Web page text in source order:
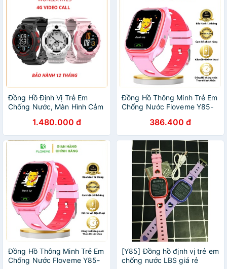
Đồng Hồ Định Vị Trẻ Em
Chống Nước, Màn Hình Cảm
Wonlex KT25 KT26 Cao Cấp
Giá Rẻ
1.480.000 đ
Đồng Hồ Thông Minh Trẻ Em
Chống Nước Floveme Y85-
Siêu Rẻ - Định vị bằng công
nghệ LBS
386.400 đ
Đồng Hồ Thông Minh Trẻ Em
Chống Nước Floveme Y85-
[Y85] Đồng hồ định vị trẻ em
chống nước LBS giá rẻ